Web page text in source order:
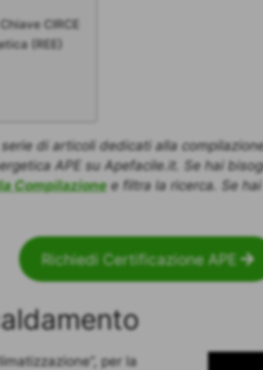
CIRCE
(REE)
di articoli dedicati alla
APE su Apefacile.it. Se hai
Compilazionee filtra la ricerca. Se
Richiedi Certificazione APE
per la